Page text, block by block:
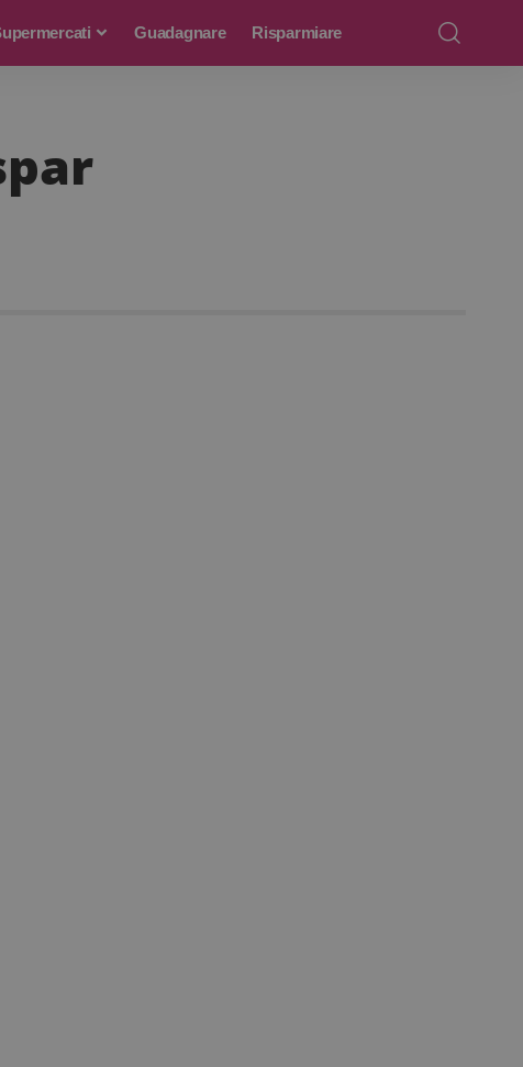
Guadagnare Risparmiare